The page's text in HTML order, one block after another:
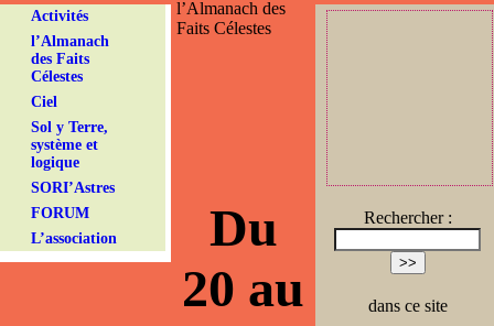
Activités
l’Almanach
des Faits
Célestes
Ciel
Sol y Terre,
système et
logique
SORI’Astres
FORUM
L’association
Rechercher :
dans ce site
l’Almanach des
Faits Célestes
Du
20 au